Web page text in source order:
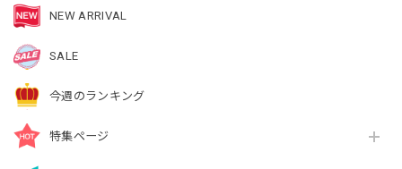
NEW ARRIVAL
SALE
今週のランキング
特集ページ